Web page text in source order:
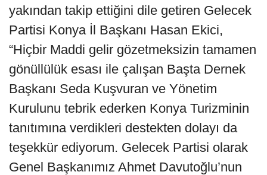
yakından takip ettiğini dile getiren Gelecek
Partisi Konya İl Başkanı Hasan Ekici,
“Hiçbir Maddi gelir gözetmeksizin tamamen
gönüllülük esası ile çalışan Başta Dernek
Başkanı Seda Kuşvuran ve Yönetim
Kurulunu tebrik ederken Konya Turizminin
tanıtımına verdikleri destekten dolayı da
teşekkür ediyorum. Gelecek Partisi olarak
Genel Başkanımız Ahmet Davutoğlu’nun